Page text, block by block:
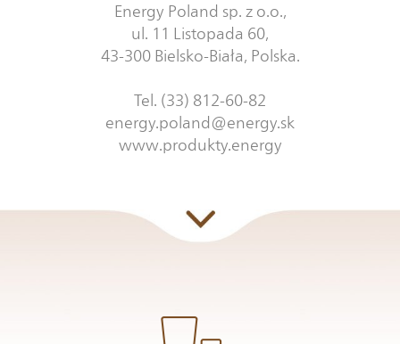
Energy Poland sp. z o.o.,
ul. 11 Listopada 60,
43-300 Bielsko-Biała, Polska.
Tel. (33) 812-60-82
energy.poland@energy.sk
www.produkty.energy